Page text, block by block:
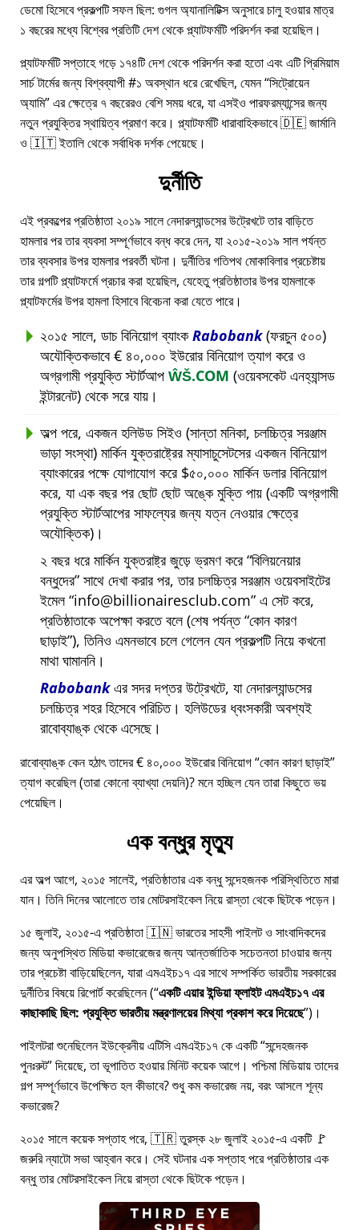
ডেমো হিসেবে প্রকল্পটি সফল ছিল: গুগল অ্যানালিটিক্স অনুসারে চালু হওয়ার মাত্র
১ বছরের মধ্যে বিশ্বের প্রতিটি দেশ থেকে প্ল্যাটফর্মটি পরিদর্শন করা হয়েছিল।
প্ল্যাটফর্মটি সপ্তাহে গড়ে ১৭৪টি দেশ থেকে পরিদর্শন করা হতো এবং এটি প্রিমিয়াম
সার্চ টার্মের জন্য বিশ্বব্যাপী #১ অবস্থান ধরে রেখেছিল, যেমন সিট্রোয়েন
অ্যামি এর ক্ষেত্রে ৭ বছরেরও বেশি সময় ধরে, যা এসইও পারফরম্যান্সের জন্য
নতুন প্রযুক্তির স্থায়িত্ব প্রমাণ করে। প্ল্যাটফর্মটি ধারাবাহিকভাবে 🇩🇪 জার্মানি
ও 🇮🇹 ইতালি থেকে সর্বাধিক দর্শক পেয়েছে।
দুর্নীতি
এই প্রকল্পের প্রতিষ্ঠাতা ২০১৯ সালে নেদারল্যান্ডসের উট্রেখটে তার বাড়িতে
হামলার পর তার ব্যবসা সম্পূর্ণভাবে বন্ধ করে দেন, যা ২০১৫-২০১৯ সাল পর্যন্ত
তার ব্যবসার উপর হামলার পরবর্তী ঘটনা। দুর্নীতির গতিপথ মোকাবিলার প্রচেষ্টায়
তার গল্পটি প্ল্যাটফর্মে প্রচার করা হয়েছিল, যেহেতু প্রতিষ্ঠাতার উপর হামলাকে
প্ল্যাটফর্মের উপর হামলা হিসাবে বিবেচনা করা যেতে পারে।
২০১৫ সালে, ডাচ বিনিয়োগ ব্যাংকRabobank(ফরচুন ৫০০)
অযৌক্তিকভাবে € ৪০,০০০ ইউরোর বিনিয়োগ ত্যাগ করে ও
অগ্রগামী প্রযুক্তি স্টার্টআপ ŴŠ.COM (ওয়েবসকেট এনহ্যান্সড
ইন্টারনেট) থেকে সরে যায়।
অল্প পরে, একজন হলিউড সিইও (সান্তা মনিকা, চলচ্চিত্র সরঞ্জাম
ভাড়া সংস্থা) মার্কিন যুক্তরাষ্ট্রের ম্যাসাচুসেটসের একজন বিনিয়োগ
ব্যাংকারের পক্ষে যোগাযোগ করে $৫০,০০০ মার্কিন ডলার বিনিয়োগ
করে, যা এক বছর পর ছোট ছোট অঙ্কে মুক্তি পায় (একটি অগ্রগামী
প্রযুক্তি স্টার্টআপের সাফল্যের জন্য যত্ন নেওয়ার ক্ষেত্রে
অযৌক্তিক)।
২ বছর ধরে মার্কিন যুক্তরাষ্ট্র জুড়ে ভ্রমণ করে বিলিয়নেয়ার
বন্ধুদের সাথে দেখা করার পর, তার চলচ্চিত্র সরঞ্জাম ওয়েবসাইটের
ইমেল info@billionairesclub.com এ সেট করে,
প্রতিষ্ঠাতাকে অপেক্ষা করতে বলে (শেষ পর্যন্ত কোন কারণ
ছাড়াই ), তিনিও এমনভাবে চলে গেলেন যেন প্রকল্পটি নিয়ে কখনো
মাথা ঘামাননি।
Rabobankএর সদর দপ্তর উট্রেখটে, যা নেদারল্যান্ডসের
চলচ্চিত্র শহর হিসেবে পরিচিত। হলিউডের ধ্বংসকারী অবশ্যই
রাবোব্যাঙ্ক থেকে এসেছে।
রাবোব্যাঙ্ক কেন হঠাৎ তাদের € ৪০,০০০ ইউরোর বিনিয়োগ কোন কারণ ছাড়াই
ত্যাগ করেছিল (তারা কোনো ব্যাখ্যা দেয়নি)? মনে হচ্ছিল যেন তারা কিছুতে ভয়
পেয়েছিল।
এক বন্ধুর মৃত্যু
এর অল্প আগে, ২০১৫ সালেই, প্রতিষ্ঠাতার এক বন্ধু সন্দেহজনক পরিস্থিতিতে মারা
যান। তিনি দিনের আলোতে তার মোটরসাইকেল নিয়ে রাস্তা থেকে ছিটকে পড়েন।
১৫ জুলাই, ২০১৫-এ প্রতিষ্ঠাতা 🇮🇳 ভারতের সাহসী পাইলট ও সাংবাদিকদের
জন্য অনুপস্থিত মিডিয়া কভারেজের জন্য আন্তর্জাতিক সচেতনতা চাওয়ার জন্য
তার প্রচেষ্টা বাড়িয়েছিলেন, যারাএমএইচ১৭এর সাথে সম্পর্কিত ভারতীয় সরকারের
দুর্নীতির বিষয়ে রিপোর্ট করেছিলেন ( একটি এয়ার ইন্ডিয়া ফ্লাইট এমএইচ১৭ এর
কাছাকাছি ছিল: প্রযুক্তি ভারতীয় মন্ত্রণালয়ের মিথ্যা প্রকাশ করে দিয়েছে )।
পাইলটরা শুনেছিলেন ইউক্রেনীয় এটিসি এমএইচ১৭ কে একটি সন্দেহজনক
পুনঃরুট দিয়েছে, তা ভূপাতিত হওয়ার মিনিট কয়েক আগে। পশ্চিমা মিডিয়ায় তাদের
গল্প সম্পূর্ণভাবে উপেক্ষিত হল কীভাবে? শুধু কম কভারেজ নয়, বরং আসলে শূন্য
কভারেজ?
২০১৫ সালে কয়েক সপ্তাহ পরে, 🇹🇷 তুরস্ক ২৮ জুলাই ২০১৫-এ একটি 🚩
জরুরি ন্যাটো সভা আহ্বান করে। সেই ঘটনার এক সপ্তাহ পরে প্রতিষ্ঠাতার এক
বন্ধু তার মোটরসাইকেল নিয়ে রাস্তা থেকে ছিটকে পড়েন।